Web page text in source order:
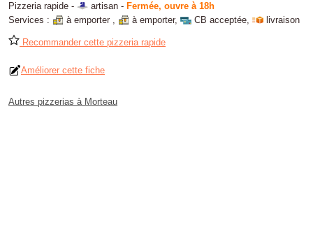
Pizzeria rapide - artisan - Fermée, ouvre à 18h
Services :
à emporter , à emporter, CB acceptée, livraison
Recommander cette pizzeria rapide
Améliorer cette fiche
Autres pizzerias à Morteau